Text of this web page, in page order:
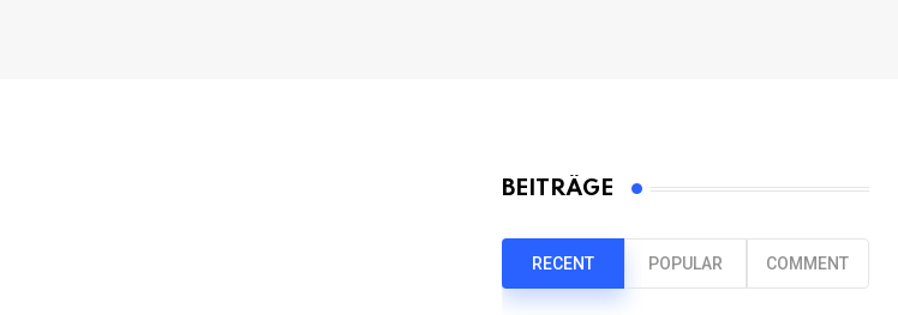
BEITRÄGE
RECENT POPULAR COMMENT